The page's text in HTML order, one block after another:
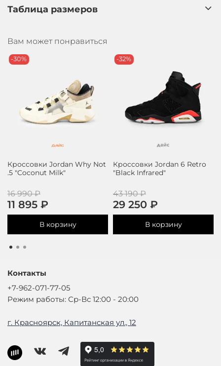
Таблица размеров
Вам может понравиться
-30%
Кроссовки Jordan Why Not
.5 "Coconut Milk"
16 990 ₽
11 895 ₽
В корзину
-32%
Кроссовки Jordan 6 Retro
"Black Infrared"
43 190 ₽
29 250 ₽
В корзину
Контакты
+7-962-071-77-05
Режим работы: Ср-Вс 12:00 - 20:00
г. Красноярск, Капитанская ул., 12